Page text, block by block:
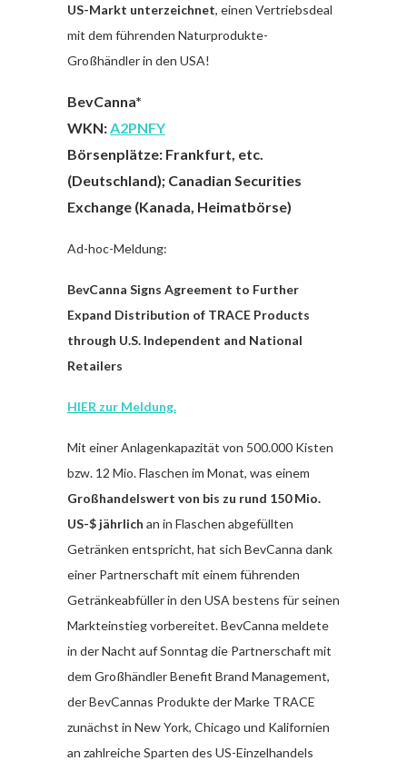
US-Markt unterzeichnet, einen Vertriebsdeal
mit dem führenden Naturprodukte-
Großhändler in den USA!
BevCanna*
WKN: A2PNFY
Börsenplätze: Frankfurt, etc.
(Deutschland); Canadian Securities
Exchange (Kanada, Heimatbörse)
Ad-hoc-Meldung:
BevCanna Signs Agreement to Further
Expand Distribution of TRACE Products
through U.S. Independent and National
Retailers
HIER zur Meldung.
Mit einer Anlagenkapazität von 500.000 Kisten
bzw. 12 Mio. Flaschen im Monat, was einem
Großhandelswert von bis zu rund 150 Mio.
US-$ jährlich an in Flaschen abgefüllten
Getränken entspricht, hat sich BevCanna dank
einer Partnerschaft mit einem führenden
Getränkeabfüller in den USA bestens für seinen
Markteinstieg vorbereitet. BevCanna meldete
in der Nacht auf Sonntag die Partnerschaft mit
dem Großhändler Benefit Brand Management,
der BevCannas Produkte der Marke TRACE
zunächst in New York, Chicago und Kalifornien
an zahlreiche Sparten des US-Einzelhandels